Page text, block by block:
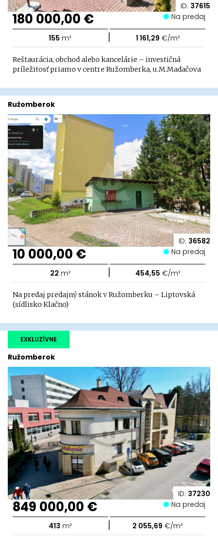
ID: 37615
180 000,00 € Na predaj
155 m² | 1 161,29 €/m²
Reštaurácia, obchod alebo kancelárie – investičná
príležitosť priamo v centre Ružomberka, u.M.Madačova
ID: 36582
Ružomberok
10 000,00 € Na predaj
22 m² | 454,55 €/m²
Na predaj predajný stánok v Ružomberku – Liptovská
(sídlisko Klačno)
ID: 37230
Ružomberok
EXKLUZÍVNE
849 000,00 € Na predaj
413 m² | 2 055,69 €/m²